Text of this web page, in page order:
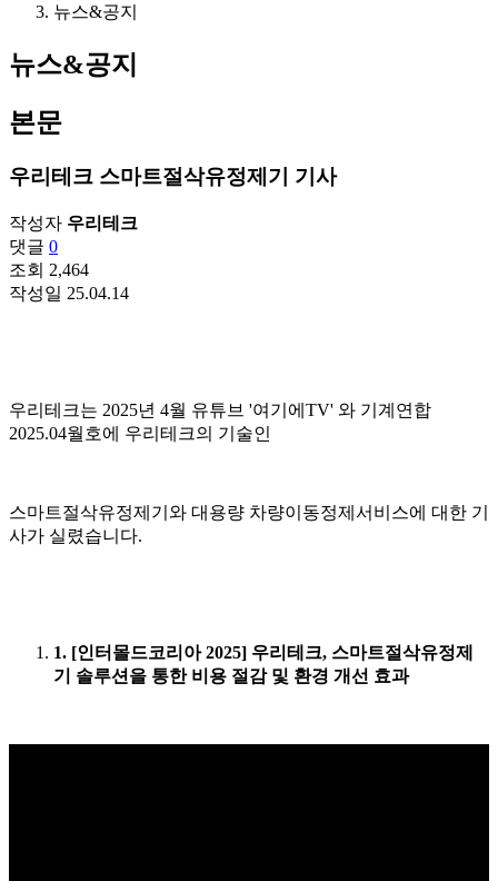
뉴스&공지
뉴스&공지
본문
우리테크 스마트절삭유정제기 기사
작성자 우리테크
댓글 0
조회 2,464
작성일 25.04.14
우리테크는 2025년 4월 유튜브 '여기에TV' 와 기계연합
2025.04월호에 우리테크의 기술인
스마트절삭유정제기와 대용량 차량이동정제서비스에 대한 기
사가 실렸습니다. ​
1. [인터몰드코리아 2025] 우리테크, 스마트절삭유정제
기 솔루션을 통한 비용 절감 및 환경 개선 효과